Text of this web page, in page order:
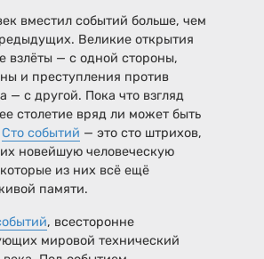
вместил событий больше, чем
Великие открытия
взлёты — с одной стороны,
и преступления против
— с другой. Пока что взгляд
столетие вряд ли может быть
Сто событий — это сто штрихов,
новейшую человеческую
из них всё ещё
памяти.
, всесторонне
мировой технический